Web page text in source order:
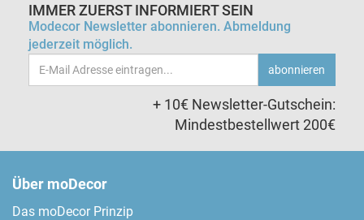
IMMER ZUERST INFORMIERT SEIN
Modecor Newsletter abonnieren. Abmeldung
jederzeit möglich.
Email-
Adresse
abonnieren
+ 10€ Newsletter-Gutschein:
Mindestbestellwert 200€
Über moDecor
Das moDecor Prinzip